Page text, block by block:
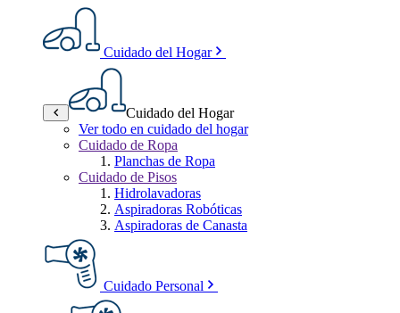
Cuidado del Hogar
Cuidado del Hogar
Ver todo en cuidado del hogar
Cuidado de Ropa
Planchas de Ropa
Cuidado de Pisos
Hidrolavadoras
Aspiradoras Robóticas
Aspiradoras de Canasta
Cuidado Personal